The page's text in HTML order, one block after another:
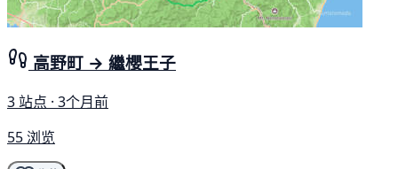
高野町 → 繼櫻王子
3 站点 · 3个月前
55 浏览